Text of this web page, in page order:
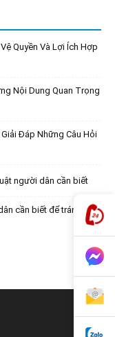
Quyền Và Lợi Ích Hợp
Nội Dung Quan Trọng
Đáp Những Câu Hỏi
người dân cần biết
cần biết để tránh vi